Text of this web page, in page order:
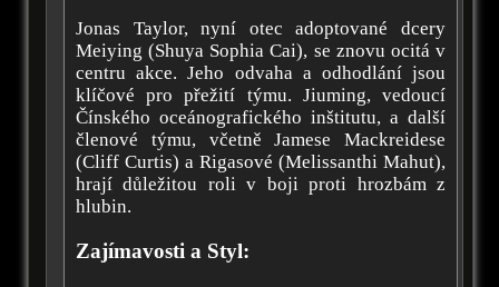
Jonas Taylor, nyní otec adoptované dcery
Meiying (Shuya Sophia Cai), se znovu ocitá v
centru akce. Jeho odvaha a odhodlání jsou
klíčové pro přežití týmu. Jiuming, vedoucí
Čínského oceánografického inštitutu, a další
členové týmu, včetně Jamese Mackreidese
(Cliff Curtis) a Rigasové (Melissanthi Mahut),
hrají důležitou roli v boji proti hrozbám z
hlubin.
Zajímavosti a Styl: